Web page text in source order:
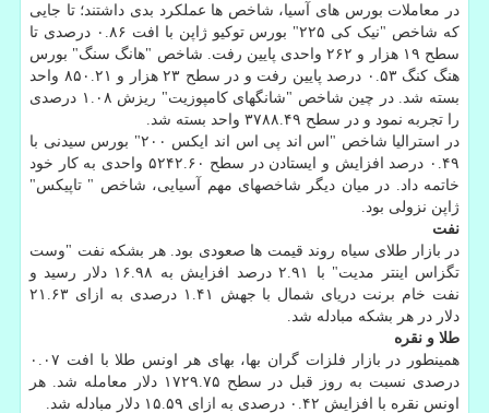
در معاملات بورس های آسیا، شاخص ها عملکرد بدی داشتند؛ تا جایی
که شاخص "نیک کی ۲۲۵" بورس توکیو ژاپن با افت ۰.۸۶ درصدی تا
سطح ۱۹ هزار و ۲۶۲ واحدی پایین رفت. شاخص "هانگ سنگ" بورس
هنگ کنگ ۰.۵۳ درصد پایین رفت و در سطح ۲۳ هزار و ۸۵۰.۲۱ واحد
بسته شد. در چین شاخص "شانگهای کامپوزیت" ریزش ۱.۰۸ درصدی
را تجربه نمود و در سطح ۳۷۸۸.۴۹ واحد بسته شد.
در استرالیا شاخص "اس اند پی اس اند ایکس ۲۰۰" بورس سیدنی با
۰.۴۹ درصد افزایش و ایستادن در سطح ۵۲۴۲.۶۰ واحدی به کار خود
خاتمه داد. در میان دیگر شاخصهای مهم آسیایی، شاخص " تاپیکس"
ژاپن نزولی بود.
نفت
در بازار طلای سیاه روند قیمت ها صعودی بود. هر بشکه نفت "وست
تگزاس اینتر مدیت" با ۲.۹۱ درصد افزایش به ۱۶.۹۸ دلار رسید و
نفت خام برنت دریای شمال با جهش ۱.۴۱ درصدی به ازای ۲۱.۶۳
دلار در هر بشکه مبادله شد.
طلا و نقره
همینطور در بازار فلزات گران بها، بهای هر اونس طلا با افت ۰.۰۷
درصدی نسبت به روز قبل در سطح ۱۷۲۹.۷۵ دلار معامله شد. هر
اونس نقره با افزایش ۰.۴۲ درصدی به ازای ۱۵.۵۹ دلار مبادله شد.